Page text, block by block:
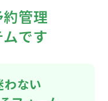
管理
です
わない